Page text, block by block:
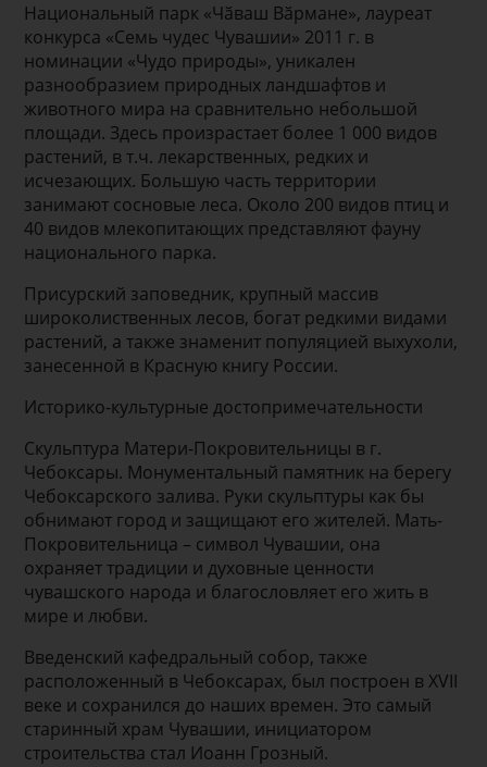
Национальный парк «Чӑваш Вӑрмане», лауреат
конкурса «Семь чудес Чувашии» 2011 г. в
номинации «Чудо природы», уникален
разнообразием природных ландшафтов и
животного мира на сравнительно небольшой
площади. Здесь произрастает более 1 000 видов
растений, в т.ч. лекарственных, редких и
исчезающих. Большую часть территории
занимают сосновые леса. Около 200 видов птиц и
40 видов млекопитающих представляют фауну
национального парка.
Присурский заповедник, крупный массив
широколиственных лесов, богат редкими видами
растений, а также знаменит популяцией выхухоли,
занесенной в Красную книгу России.
Историко-культурные достопримечательности
Скульптура Матери-Покровительницы в г.
Чебоксары. Монументальный памятник на берегу
Чебоксарского залива. Руки скульптуры как бы
обнимают город и защищают его жителей. Мать-
Покровительница – символ Чувашии, она
охраняет традиции и духовные ценности
чувашского народа и благословляет его жить в
мире и любви.
Введенский кафедральный собор, также
расположенный в Чебоксарах, был построен в XVII
веке и сохранился до наших времен. Это самый
старинный храм Чувашии, инициатором
строительства стал Иоанн Грозный.